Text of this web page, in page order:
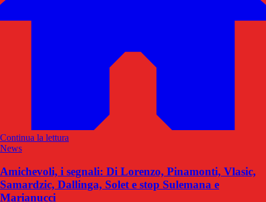
Continua la lettura
News
Amichevoli, i segnali: Di Lorenzo, Pinamonti, Vlasic,
Samardzic, Dallinga, Solet e stop Sulemana e
Marianucci